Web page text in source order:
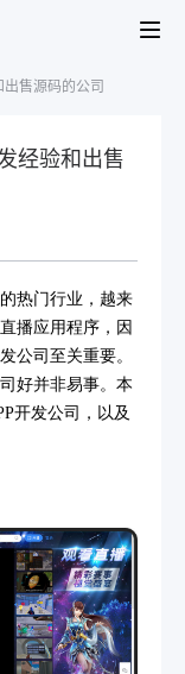
售源码的公司
经验和出售
热门行业，越来
播应用程序，因
公司至关重要。
好并非易事。本
开发公司，以及